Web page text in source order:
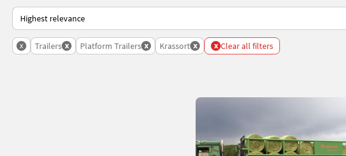
This is how sorting works on Landwirt.com
x Trailers x Platform Trailers x Krassort x x Clear all filters